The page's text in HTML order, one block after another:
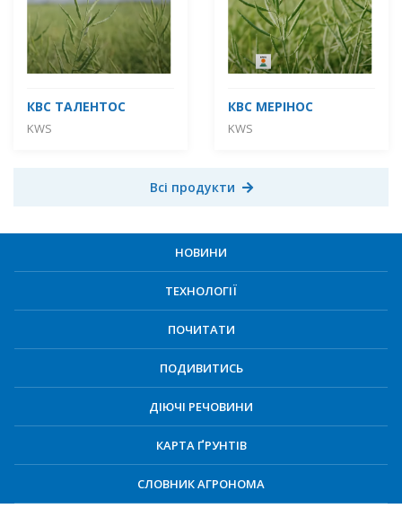
КВС ТАЛЕНТОС
KWS
КВС МЕРІНОС
KWS
Всі продукти
НОВИНИ
ТЕХНОЛОГІЇ
ПОЧИТАТИ
ПОДИВИТИСЬ
ДІЮЧІ РЕЧОВИНИ
КАРТА ҐРУНТІВ
СЛОВНИК АГРОНОМА